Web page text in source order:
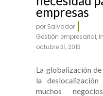
empresas
por Salvador
Gestión empresarial,
octubre 31, 2013
La globalización
la
muchos